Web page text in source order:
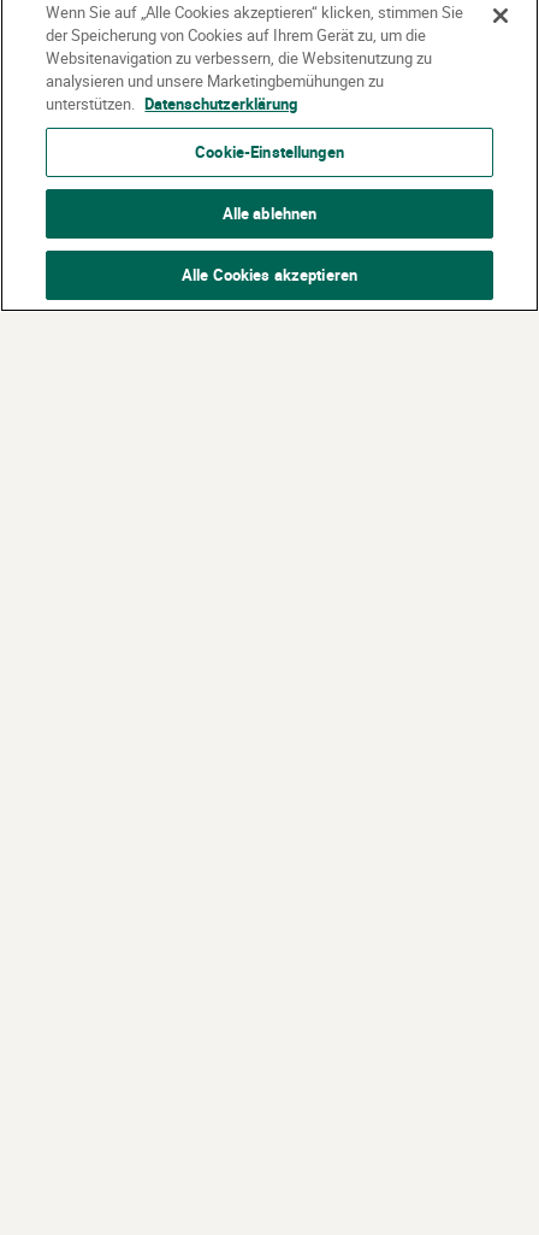
Wenn Sie auf „Alle Cookies akzeptieren“ klicken, stimmen Sie
der Speicherung von Cookies auf Ihrem Gerät zu, um die
Websitenavigation zu verbessern, die Websitenutzung zu
analysieren und unsere Marketingbemühungen zu
unterstützen. Datenschutzerklärung
Cookie-Einstellungen
Alle ablehnen
Alle Cookies akzeptieren